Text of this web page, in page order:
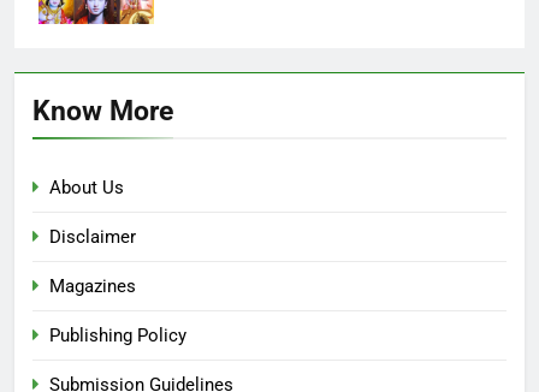
Know More
About Us
Disclaimer
Magazines
Publishing Policy
Submission Guidelines